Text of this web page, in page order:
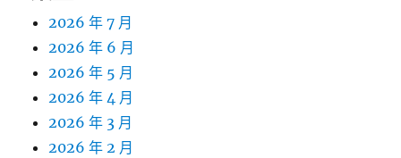
2026 年 7 月
2026 年 6 月
2026 年 5 月
2026 年 4 月
2026 年 3 月
2026 年 2 月